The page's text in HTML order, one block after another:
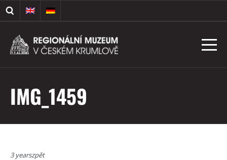
IMG_1459
3 yearszpět